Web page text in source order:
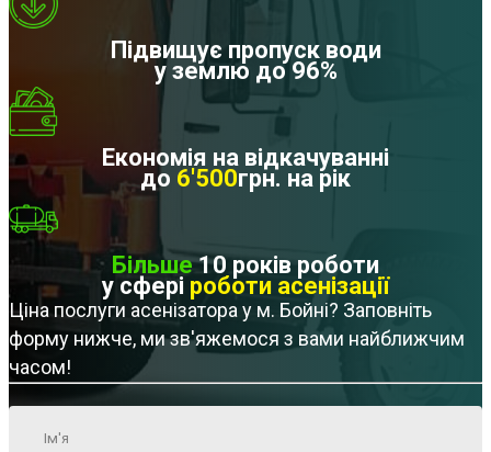
Підвищує пропуск води
у землю до 96%
Економія на відкачуванні
до 6'500грн. на рік
Більше10 років роботи
у сфері роботи асенізації
Ціна послуги асенізатора у м. Бойні? Заповніть
форму нижче, ми зв'яжемося з вами найближчим
часом!